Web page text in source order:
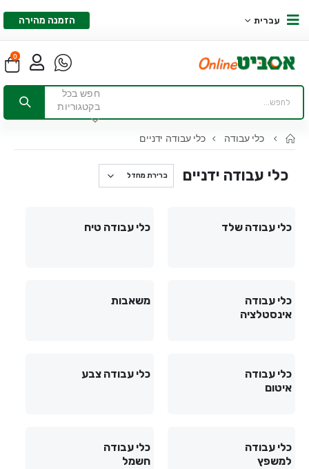
עברית הזמנה מהירה
0
חפש בכל
בקטגוריות
כלי עבודה כלי עבודה ידניים
כלי עבודה ידניים
כלי עבודה שלד כלי עבודה טיח
כלי עבודה
אינסטלציה
משאבות
כלי עבודה
איטום
כלי עבודה צבע
כלי עבודה
למשפץ
כלי עבודה
חשמל